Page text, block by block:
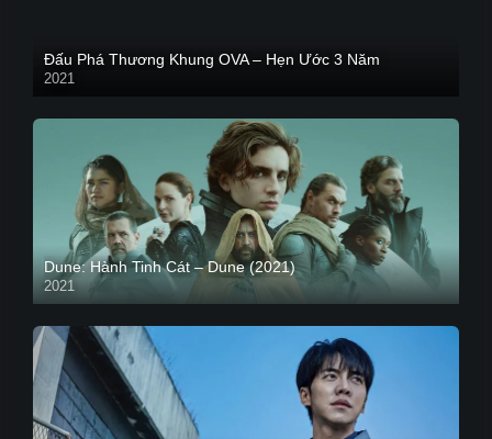
Đấu Phá Thương Khung OVA – Hẹn Ước 3 Năm
2021
Dune: Hành Tinh Cát – Dune (2021)
2021
HD VIETSUB